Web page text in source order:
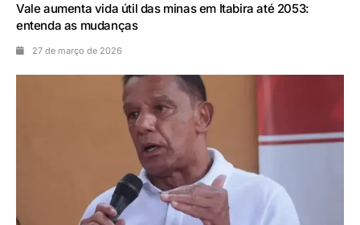
Vale aumenta vida útil das minas em Itabira até 2053:
entenda as mudanças
27 de março de 2026